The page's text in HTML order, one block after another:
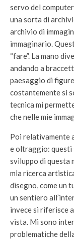
servo del
una sorta di
archivio di
immaginario.
“fare”. La mano
andando a
paesaggio di
costantemente si
tecnica mi
che nelle mie
Poi relativamente
e oltraggio: questi
sviluppo di questa
mia ricerca
disegno, come un
un sentiero
invece si riferisce
vista. Mi sono
problematiche